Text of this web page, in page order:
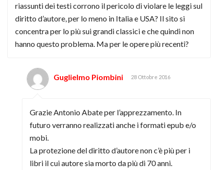
riassunti dei testi corrono il pericolo di violare le leggi sul
diritto d’autore, per lo meno in Italia e USA? Il sito si
concentra per lo più sui grandi classici e che quindi non
hanno questo problema. Ma per le opere più recenti?
Guglielmo Piombini 28 Ottobre 2016
Grazie Antonio Abate per l’apprezzamento. In
futuro verranno realizzati anche i formati epub e/o
mobi.
La protezione del diritto d’autore non c’è più per i
libri il cui autore sia morto da più di 70 anni.